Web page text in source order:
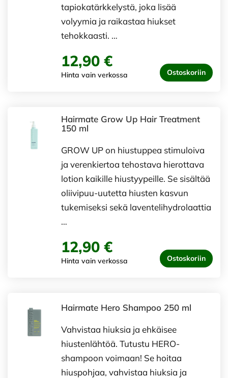
tapiokatärkkelystä, joka lisää
volyymia ja raikastaa hiukset
tehokkaasti. …
12,90 €
Hinta vain verkossa Ostoskoriin
Hairmate Grow Up Hair Treatment
150 ml
GROW UP on hiustuppea stimuloiva
ja verenkiertoa tehostava hierottava
lotion kaikille hiustyypeille. Se sisältää
oliivipuu-uutetta hiusten kasvun
tukemiseksi sekä laventelihydrolaattia
…
12,90 €
Hinta vain verkossa Ostoskoriin
Hairmate Hero Shampoo 250 ml
Vahvistaa hiuksia ja ehkäisee
hiustenlähtöä. Tutustu HERO-
shampoon voimaan! Se hoitaa
hiuspohjaa, vahvistaa hiuksia ja